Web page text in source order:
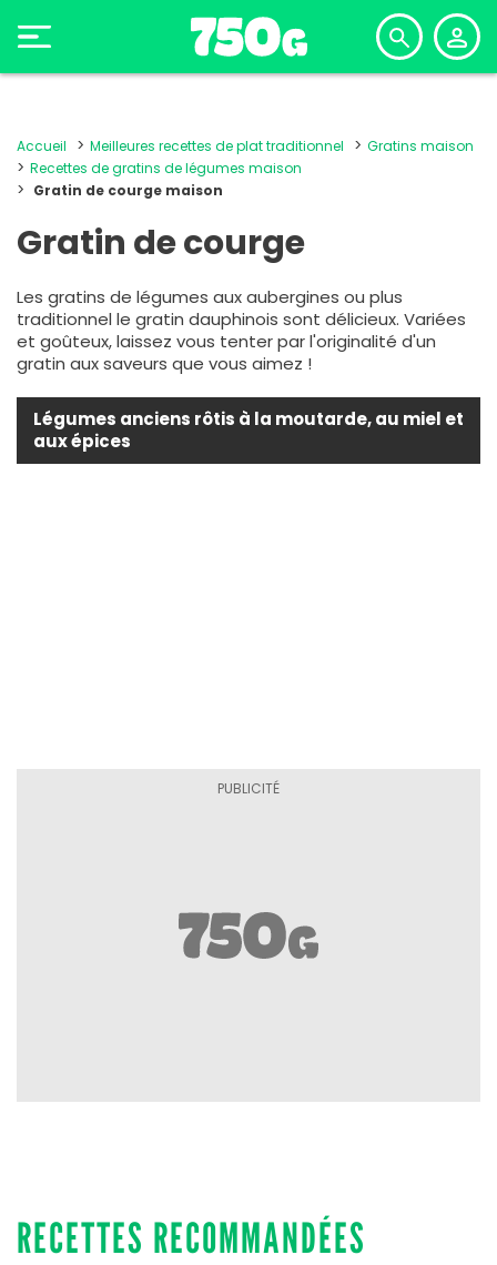
Accueil Meilleures recettes de plat traditionnel
Gratins maison
Recettes de gratins de légumes maison
Gratin de courge maison
Gratin de courge
Les gratins de légumes aux aubergines ou plus
traditionnel le gratin dauphinois sont délicieux. Variées
et goûteux, laissez vous tenter par l'originalité d'un
gratin aux saveurs que vous aimez !
Légumes anciens rôtis à la moutarde, au miel et
aux épices
RECETTES RECOMMANDÉES